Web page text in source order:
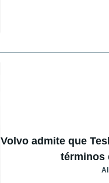
Volvo admite que
términos